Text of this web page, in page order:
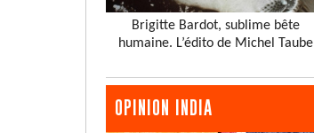
Brigitte Bardot, sublime bête
humaine. L’édito de Michel Taube
OPINION INDIA